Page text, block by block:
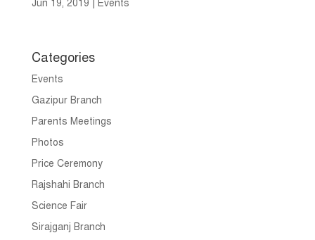
Jun 19, 2019 Events
Categories
Events
Gazipur Branch
Parents Meetings
Photos
Price Ceremony
Rajshahi Branch
Science Fair
Sirajganj Branch